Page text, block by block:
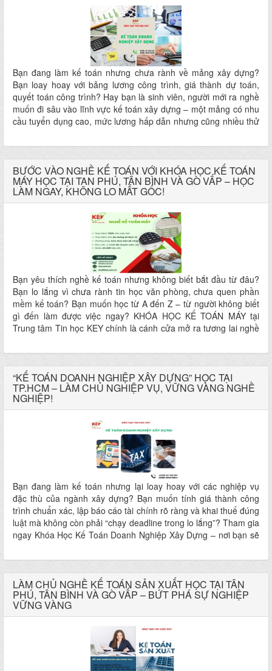
Bạn đang làm kế toán nhưng chưa rành về mảng xây dựng?
Bạn loay hoay với bảng lương công trình, giá thành dự toán,
quyết toán công trình? Hay bạn là sinh viên, người mới ra nghề
muốn đi sâu vào lĩnh vực kế toán xây dựng – một mảng có nhu
cầu tuyển dụng cao, mức lương hấp dẫn nhưng cũng nhiều thử
– nơi bạn sẽ được học đúng – làm được – thực hành ngay, được
hướng dẫn trực tiếp bởi giảng viên là kế toán trưởng thực tế tại
doanh nghiệp xây dựng!
BƯỚC VÀO NGHỀ KẾ TOÁN VỚI KHÓA HỌC KẾ TOÁN
MÁY HỌC TẠI TAN PHÚ, TÂN BÌNH VÀ GÒ VẤP – HỌC
LÀM NGAY, KHÔNG LO MẤT GỐC!
Bạn yêu thích nghề kế toán nhưng không biết bắt đầu từ đâu?
Bạn lo lắng vì chưa rành tin học văn phòng, chưa quen phần
mềm kế toán? Bạn muốn học từ A đến Z – từ người không biết
gì đến làm được việc ngay? KHÓA HỌC KẾ TOÁN MÁY tại
Trung tâm Tin học KEY chính là cánh cửa mở ra tương lai nghề
“KẾ TOÁN DOANH NGHIỆP XÂY DỰNG” HỌC TẠI
TP.HCM – LÀM CHỦ NGHIỆP VỤ, VỮNG VÀNG NGHỀ
NGHIỆP!
Bạn đang làm kế toán nhưng lại loay hoay với các nghiệp vụ
đặc thù của ngành xây dựng? Bạn muốn tính giá thành công
trình chuẩn xác, lập báo cáo tài chính rõ ràng và khai thuế đúng
luật mà không còn phải “chạy deadline trong lo lắng”? Tham gia
ngay Khóa Học Kế Toán Doanh Nghiệp Xây Dựng – nơi bạn sẽ
và chuyên sâu, đúng chuẩn cho ngành xây dựng.
LÀM CHỦ NGHỀ KẾ TOÁN SẢN XUẤT HỌC TẠI TÂN
PHÚ, TÂN BÌNH VÀ GÒ VẤP – BỨT PHÁ SỰ NGHIỆP
VỮNG VÀNG